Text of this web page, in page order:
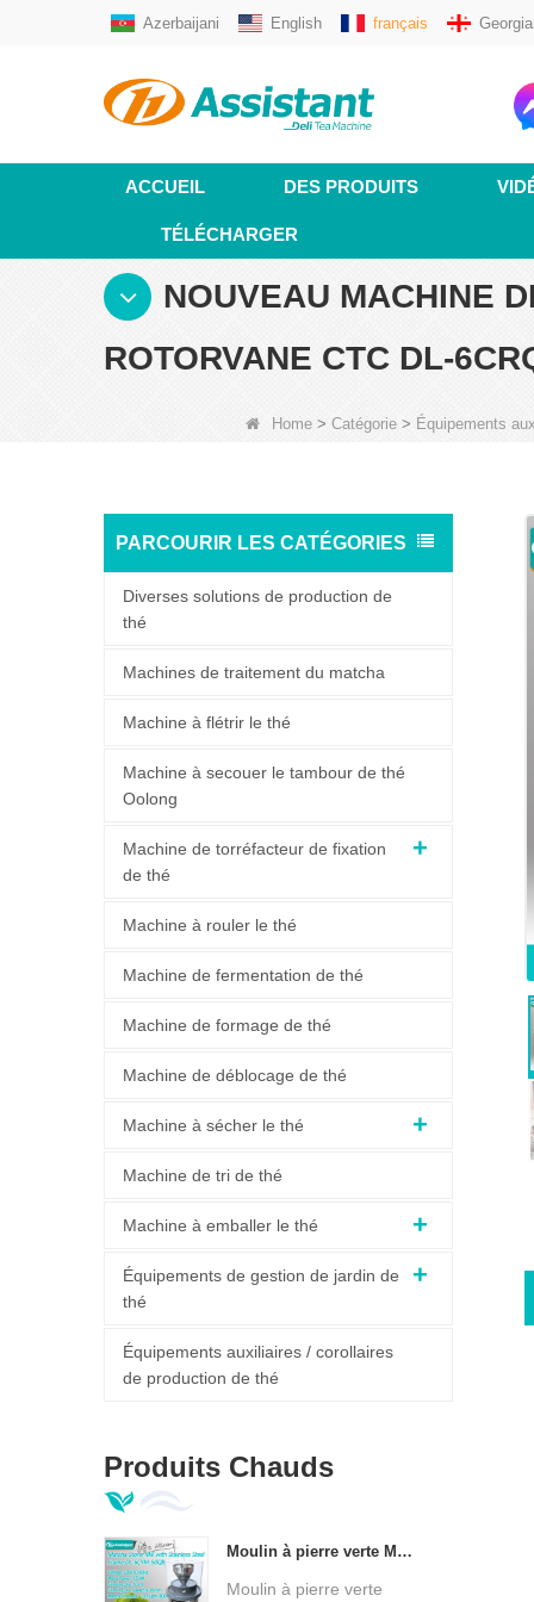
Azerbaijani English français
ACCUEIL DES PRODUITS
TÉLÉCHARGER
NOUVEAU MACHINE
ROTORVANE CTC DL-
Home > Catégorie > Équipements
PARCOURIR LES CATÉGORIES
Diverses solutions de production de
thé
Machines de traitement du matcha
Machine à flétrir le thé
Machine à secouer le tambour de thé
Oolong
Machine de torréfacteur de fixation
de thé
Machine à rouler le thé
Machine de fermentation de thé
Machine de formage de thé
Machine de déblocage de thé
Machine à sécher le thé
Machine de tri de thé
Machine à emballer le thé
Équipements de gestion de jardin de
thé
Équipements auxiliaires / corollaires
de production de thé
Produits Chauds
Moulin à pierre verte Matcha à Base personnalisée en acier inoxydable, broyeur à Matcha Ultra fin à basse température DL-6CYMJ-50QB
Moulin à pierre verte